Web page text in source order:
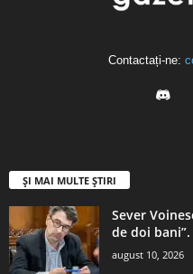
Contactați-ne:
ȘI MAI MULTE ȘTIRI
Sever
de doi bani”.
august 10, 2026